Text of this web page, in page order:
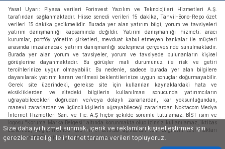
Yasal Uyarı: Piyasa verileri Forinvest Yazılım ve Teknolojileri Hizmetleri A.Ş.
tarafından sağlanmaktadır. Hisse senedi verileri 15 dakika, Tahvil-Bono-Repo özet
verileri 15 dakika gecikmelidir. Burada yer alan yatırım bilgi, yorum ve tavsiyeleri
yatırım danışmanlığı kapsamında değildir. Yatırım danışmanlığı hizmeti; aracı
kurumlar, portföy yönetim şirketleri, mevduat kabul etmeyen bankalar ile müşteri
arasında imzalanacak yatırım danışmanlığı sözleşmesi çerçevesinde sunulmaktadır.
Burada yer alan yorum ve tavsiyeler, yorum ve tavsiyede bulunanların kişisel
görüşlerine dayanmaktadır. Bu görüşler mali durumunuz ile risk ve getiri
tercihlerinize uygun olmayabilir. Bu nedenle, sadece burada yer alan bilgilere
dayanılarak yatırım kararı verilmesi beklentilerinize uygun sonuçlar doğurmayabilir.
Gerek site üzerindeki, gerekse site için kullanılan kaynaklardaki hata ve
eksikliklerden ve sitedeki bilgilerin kullanılması sonucunda yatırımcıların
uğrayabilecekleri doğrudan ve/veya dolaylı zararlardan, kar yoksunluğundan,
manevi zararlardan ve üçüncü kişilerin uğrayabileceği zararlardan Noktacom Medya
İnternet Hizmetleri San. ve Tic. A.Ş hiçbir şekilde sorumlu tutulamaz. BİST isim ve
logosu "Koruma Marka Belgesi" altında korunmakta olup izinsiz kullanılamaz, iktibas
edilemez, değiştirilemez. BİST ismi altında açıklanan tüm bilgilerin telif hakları
tamamen BİST'e ait olup, tekrar yayınlanamaz.
Size daha iyi hizmet sunmak, içerik ve reklamları kişiselleştirmek için
çerezler aracılığı ile internet tarama verileri topluyoruz.